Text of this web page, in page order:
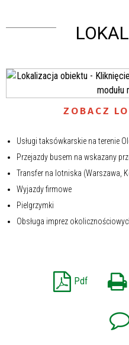
ZOBACZ
Usługi taksówkarskie na terenie
Przejazdy busem na wskazany
Transfer na lotniska (Warszawa,
Wyjazdy firmowe
Pielgrzymki
Obsługa imprez
Pdf